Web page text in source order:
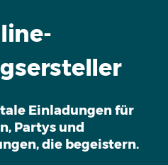
Einladungen für
Partys und
die begeistern.